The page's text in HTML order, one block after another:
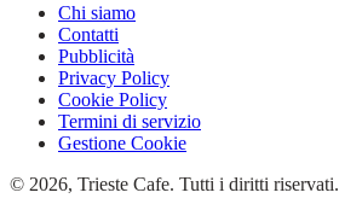
Chi siamo
Contatti
Pubblicità
Privacy Policy
Cookie Policy
Termini di servizio
Gestione Cookie
© 2026, Trieste Cafe. Tutti i diritti riservati.